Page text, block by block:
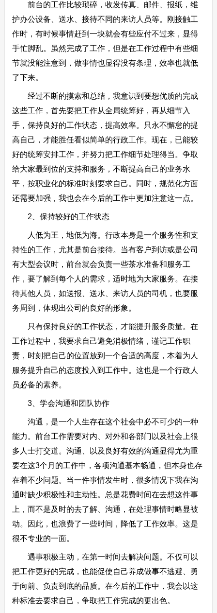
前台的工作比较琐碎，收发传真、邮件、报纸，维
护办公设备、送水、接待不同的来访人员等。刚接触工
作时，有时候事情赶到一块就会有些应付不过来，显得
手忙脚乱。虽然完成了工作，但是在工作过程中有些细
节就没能注意到，做事情也显得没有条理，效率也就低
了下来。
经过不断的摸索和总结，我意识到要想优质的完成
这些工作，首先要把工作从全局统筹好，再从细节入
手，保持良好的工作状态，提高效率。只永不懈怠的提
高自己，才能胜任看似简单的行政工作。现在，已能较
好的统筹安排工作，并努力把工作细节处理得当。争取
给大家最到位的支持和服务，不断提高自己的业务水
平，按职业化的标准时刻要求自己。同时，规范化方面
还需要加强，我也会在今后的工作中更加注意这一点。
2、保持较好的工作状态
人低为王，地低为海。行政本身是一个服务性和支
持性的工作，尤其是前台接待。当有客户到访或是公司
有大型会议时，前台就会负责一些茶水准备和服务工
作，要了解到每个人的需求，适时地为大家服务。在接
待其他人员，如送报、送水、来访人员的司机，也要服
务周到，体现出公司的良好的形象。
只有保持良好的工作状态，才能提升服务质量。在
工作过程中，我要求自己避免消极情绪，谨记工作职
责，时刻把自己的位置放到一个合适的高度，本着为人
服务提升自己的态度投入到工作中。这也是一个行政人
员必备的素养。
3、学会沟通和团队协作
沟通，是一个人生存在这个社会中必不可少的一种
能力。前台工作需要对内、对外和各部门以及社会上很
多人士打交道。沟通、以及良好有效的沟通显得尤为重
要在这3个月的工作中，各项沟通基本畅通，但本身也存
在着不少问题。当一件事情发生时，很多情况下我在沟
通时缺少积极性和主动性。总是花费时间在去想这件事
上，而不是及时的去了解、沟通，在处理事情时略显被
动。因此，也浪费了一些时间，降低了工作效率。这是
很不专业的一面。
遇事积极主动，在第一时间去解决问题。不仅可以
把工作更好的完成，也能促使自己养成做事不逃避、勇
于向前、负责到底的品质。在今后的工作中，我会以这
种标准去要求自己，争取把工作完成的更出色。